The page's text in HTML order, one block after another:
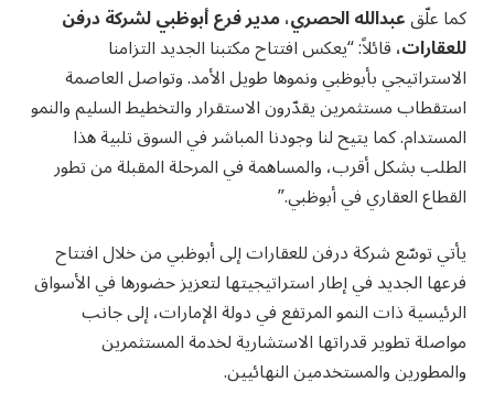
كما علّقعبدالله الحصري، مدير فرع أبوظبي لشركة درفن
للعقارات،قائلاً: “يعكس افتتاح مكتبنا الجديد التزامنا
الاستراتيجي بأبوظبي ونموها طويل الأمد. وتواصل العاصمة
استقطاب مستثمرين يقدّرون الاستقرار والتخطيط السليم والنمو
المستدام. كما يتيح لنا وجودنا المباشر في السوق تلبية هذا
الطلب بشكل أقرب، والمساهمة في المرحلة المقبلة من تطور
القطاع العقاري في أبوظبي.”
يأتي توسّع شركة درفن للعقارات إلى أبوظبي من خلال افتتاح
فرعها الجديد في إطار استراتيجيتها لتعزيز حضورها في الأسواق
الرئيسية ذات النمو المرتفع في دولة الإمارات، إلى جانب
مواصلة تطوير قدراتها الاستشارية لخدمة المستثمرين
والمطورين والمستخدمين النهائيين.